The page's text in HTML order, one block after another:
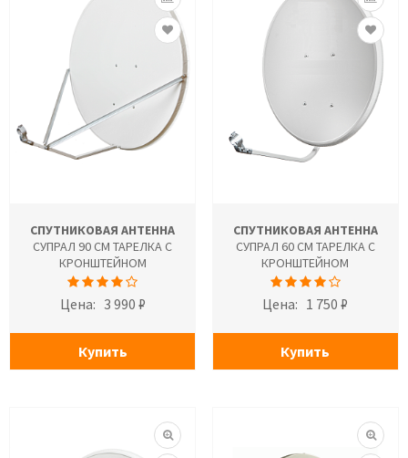
СПУТНИКОВАЯ АНТЕННА
СУПРАЛ 90 СМ ТАРЕЛКА С
КРОНШТЕЙНОМ
Цена: 3 990 ₽
Купить
СПУТНИКОВАЯ АНТЕННА
СУПРАЛ 60 СМ ТАРЕЛКА С
КРОНШТЕЙНОМ
Цена: 1 750 ₽
Купить